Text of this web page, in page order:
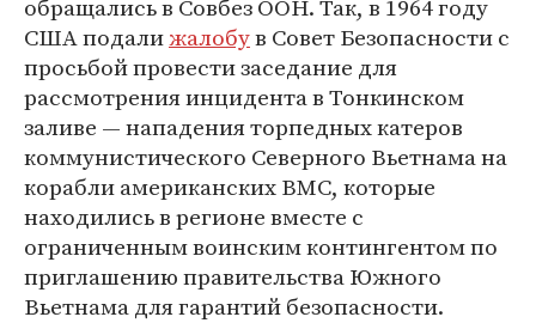
обращались в Совбез ООН. Так, в 1964 году
США подалижалобув Совет Безопасности с
просьбой провести заседание для
рассмотрения инцидента в Тонкинском
заливе — нападения торпедных катеров
коммунистического Северного Вьетнама на
корабли американских ВМС, которые
находились в регионе вместе с
ограниченным воинским контингентом по
приглашению правительства Южного
Вьетнама для гарантий безопасности.